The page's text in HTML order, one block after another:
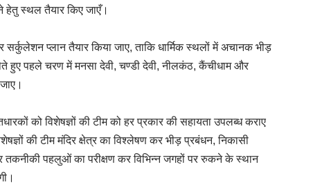
हेतु स्थल तैयार किए जाएँ।
प्लान तैयार किया जाए, ताकि धार्मिक स्थलों में अचानक भीड़
लेते हुए पहले चरण में मनसा देवी, चण्डी देवी, नीलकंठ, कैंचीधाम और
को विशेषज्ञों की टीम को हर प्रकार की सहायता उपलब्ध कराए
की टीम मंदिर क्षेत्र का विश्लेषण कर भीड़ प्रबंधन, निकासी
तकनीकी पहलुओं का परीक्षण कर विभिन्न जगहों पर रुकने के स्थान